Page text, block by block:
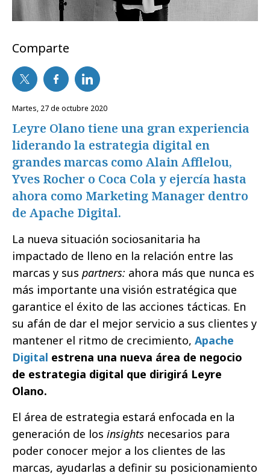
Comparte
martes, 27 de octubre 2020
Leyre Olano tiene una gran experiencia
liderando la estrategia digital en
grandes marcas como Alain Afflelou,
Yves Rocher o Coca Cola y ejercía hasta
ahora como Marketing Manager dentro
de Apache Digital.
La nueva situación sociosanitaria ha
impactado de lleno en la relación entre las
marcas y sus partners: ahora más que nunca es
más importante una visión estratégica que
garantice el éxito de las acciones tácticas. En
su afán de dar el mejor servicio a sus clientes y
mantener el ritmo de crecimiento, Apache
Digital estrena una nueva área de negocio
de estrategia digital que dirigirá Leyre
Olano.
El área de estrategia estará enfocada en la
generación de los insights necesarios para
poder conocer mejor a los clientes de las
marcas, ayudarlas a definir su posicionamiento